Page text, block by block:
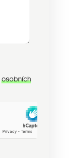
osobních